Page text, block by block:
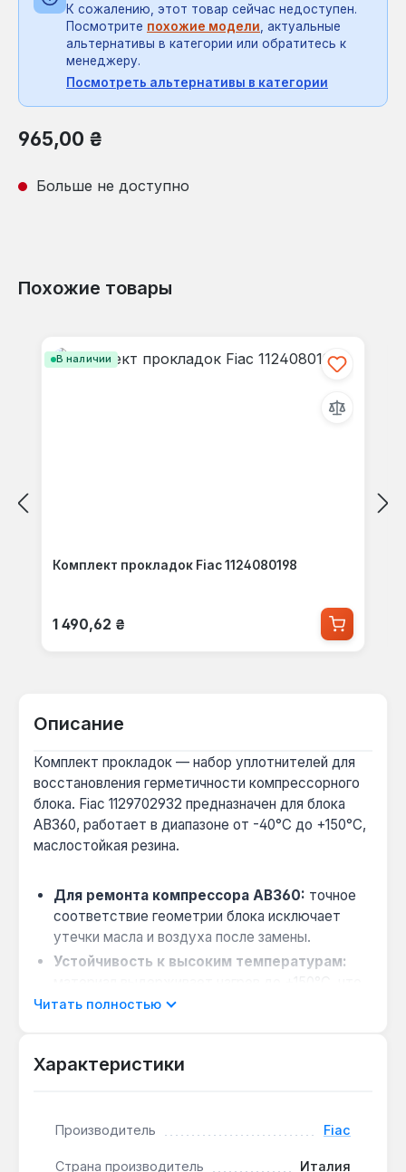
К сожалению, этот товар сейчас недоступен.
Посмотрите похожие модели , актуальные
альтернативы в категории или обратитесь к
менеджеру.
Посмотреть альтернативы в категории
Обычная цена:
965,00 ₴
Больше не доступно
Похожие товары
В наличии
Комплект прокладок Fiac 1124080198
Обычная цена:
1 490,62 ₴
Описание
Комплект прокладок — набор уплотнителей для
восстановления герметичности компрессорного
блока. Fiac 1129702932 предназначен для блока
AB360, работает в диапазоне от -40°C до +150°C,
маслостойкая резина.
Для ремонта компрессора AB360: точное
соответствие геометрии блока исключает
утечки масла и воздуха после замены.
Устойчивость к высоким температурам:
характерно для длительной работы поршневых
каждые 2000 моточасов предотвращает
Комплект подходит для владельцев
Читать полностью
Характеристики
Производитель Fiac
Страна производитель Италия